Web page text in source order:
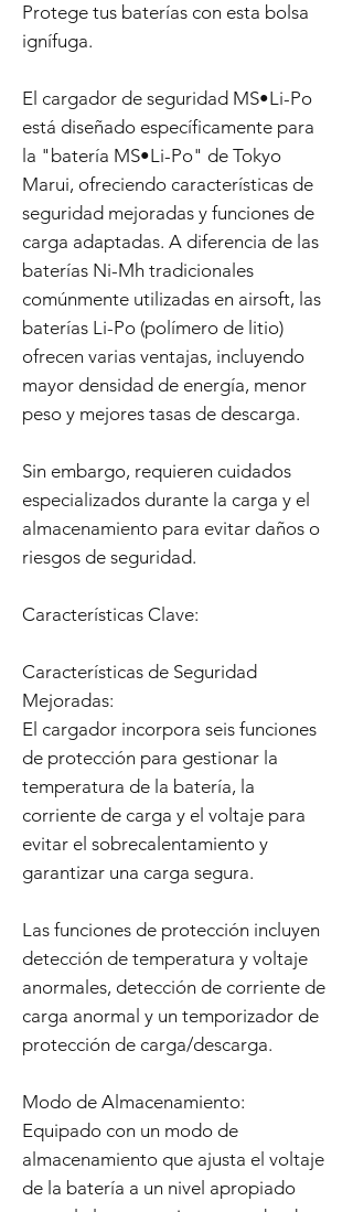
Protege tus baterías con esta bolsa
ignífuga.
El cargador de seguridad MS•Li-Po
está diseñado específicamente para
la "batería MS•Li-Po" de Tokyo
Marui, ofreciendo características de
seguridad mejoradas y funciones de
carga adaptadas. A diferencia de las
baterías Ni-Mh tradicionales
comúnmente utilizadas en airsoft, las
baterías Li-Po (polímero de litio)
ofrecen varias ventajas, incluyendo
mayor densidad de energía, menor
peso y mejores tasas de descarga.
Sin embargo, requieren cuidados
especializados durante la carga y el
almacenamiento para evitar daños o
riesgos de seguridad.
Características Clave:
Características de Seguridad
Mejoradas:
El cargador incorpora seis funciones
de protección para gestionar la
temperatura de la batería, la
corriente de carga y el voltaje para
evitar el sobrecalentamiento y
garantizar una carga segura.
Las funciones de protección incluyen
detección de temperatura y voltaje
anormales, detección de corriente de
carga anormal y un temporizador de
protección de carga/descarga.
Modo de Almacenamiento:
Equipado con un modo de
almacenamiento que ajusta el voltaje
de la batería a un nivel apropiado